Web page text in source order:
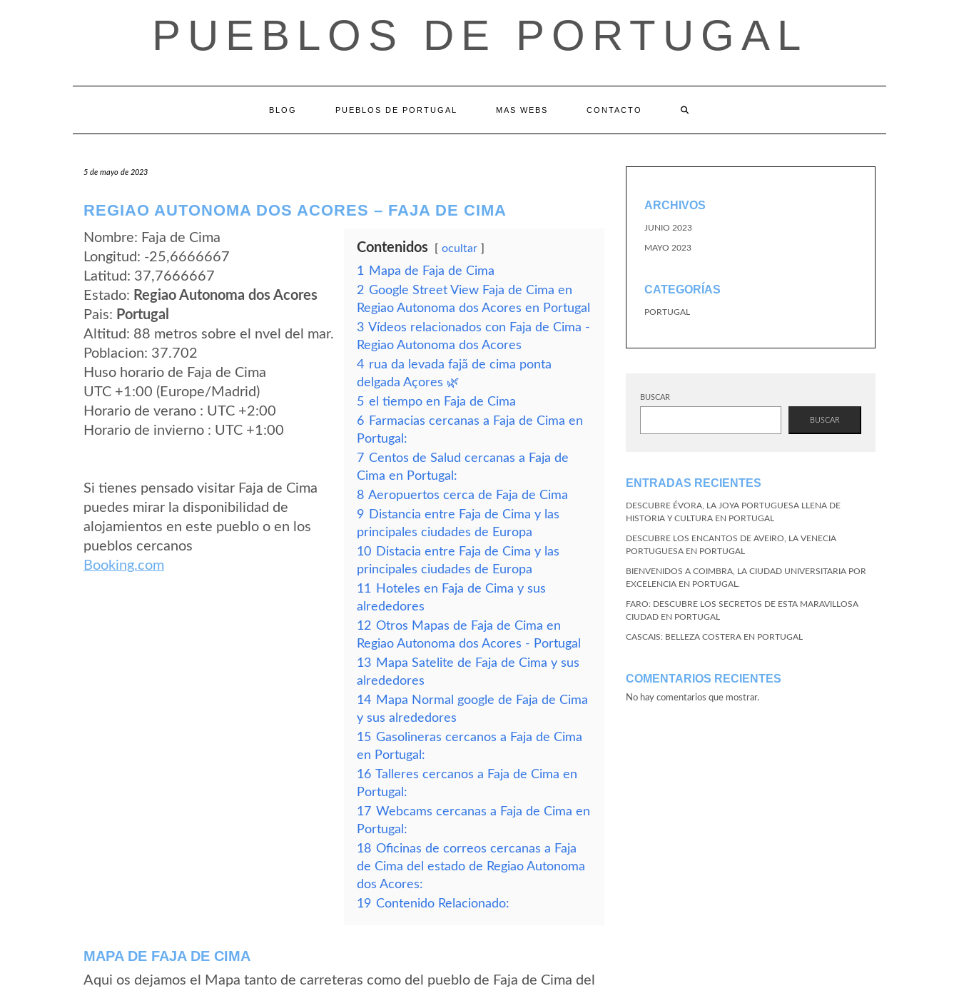
PUEBLOS DE PORTUGAL
BLOG PUEBLOS DE PORTUGAL MAS WEBS CONTACTO
5 de mayo de 2023
REGIAO AUTONOMA DOS ACORES – FAJA DE CIMA
Nombre: Faja de Cima
Longitud: -25,6666667
Latitud: 37,7666667
Estado: Regiao Autonoma dos Acores
Pais: Portugal
Altitud: 88 metros sobre el nvel del mar.
Poblacion: 37.702
Huso horario de Faja de Cima
UTC +1:00 (Europe/Madrid)
Horario de verano : UTC +2:00
Horario de invierno : UTC +1:00
Si tienes pensado visitar Faja de Cima
puedes mirar la disponibilidad de
alojamientos en este pueblo o en los
pueblos cercanos
Booking.com
Contenidos ocultar
1
Mapa de Faja de Cima
2 Google Street View Faja de Cima en
Regiao Autonoma dos Acores en Portugal
3 Vídeos relacionados con Faja de Cima -
Regiao Autonoma dos Acores
4 rua da levada fajã de cima ponta
delgada Açores 🌿
5 el tiempo en Faja de Cima
6 Farmacias cercanas a Faja de Cima en
Portugal:
7 Centos de Salud cercanas a Faja de
Cima en Portugal:
8 Aeropuertos cerca de Faja de Cima
9 Distancia entre Faja de Cima y las
principales ciudades de Europa
10 Distacia entre Faja de Cima y las
principales ciudades de Europa
11
Hoteles en Faja de Cima y sus
alrededores
12 Otros Mapas de Faja de Cima en
Regiao Autonoma dos Acores - Portugal
13 Mapa Satelite de Faja de Cima y sus
alrededores
14 Mapa Normal google de Faja de Cima
y sus alrededores
15 Gasolineras cercanos a Faja de Cima
en Portugal:
16 Talleres cercanos a Faja de Cima en
Portugal:
17 Webcams cercanas a Faja de Cima en
Portugal:
18 Oficinas de correos cercanas a Faja
de Cima del estado de Regiao Autonoma
dos Acores:
19 Contenido Relacionado:
MAPA DE FAJA DE CIMA
Aqui os dejamos el Mapa tanto de carreteras como del pueblo de Faja de Cima del
ARCHIVOS
JUNIO 2023
MAYO 2023
CATEGORÍAS
PORTUGAL
BUSCAR
BUSCAR
ENTRADAS RECIENTES
DESCUBRE ÉVORA, LA JOYA PORTUGUESA LLENA DE
HISTORIA Y CULTURA EN PORTUGAL
DESCUBRE LOS ENCANTOS DE AVEIRO, LA VENECIA
PORTUGUESA EN PORTUGAL
BIENVENIDOS A COIMBRA, LA CIUDAD UNIVERSITARIA POR
EXCELENCIA EN PORTUGAL.
FARO: DESCUBRE LOS SECRETOS DE ESTA MARAVILLOSA
CIUDAD EN PORTUGAL
CASCAIS: BELLEZA COSTERA EN PORTUGAL
COMENTARIOS RECIENTES
No hay comentarios que mostrar.